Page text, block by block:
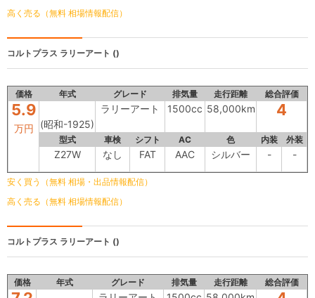
高く売る（無料 相場情報配信）
コルトプラス ラリーアート ()
価格 年式 グレード 排気量 走行距離 総合評価
5.9
万円 (昭和-1925)
ラリーアート 1500cc 58,000km 4
型式 車検 シフト AC 色 内装 外装
Z27W なし FAT AAC シルバー - -
安く買う（無料 相場・出品情報配信）
高く売る（無料 相場情報配信）
コルトプラス ラリーアート ()
価格 年式 グレード 排気量 走行距離 総合評価